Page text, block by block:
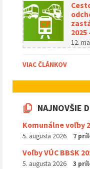
2025
12.
VIAC ČLÁNKOV
NAJNOVŠIE
Komunálne voľby
5. augusta 2026 7
Voľby VÚC BBSK
5. augusta 2026 3